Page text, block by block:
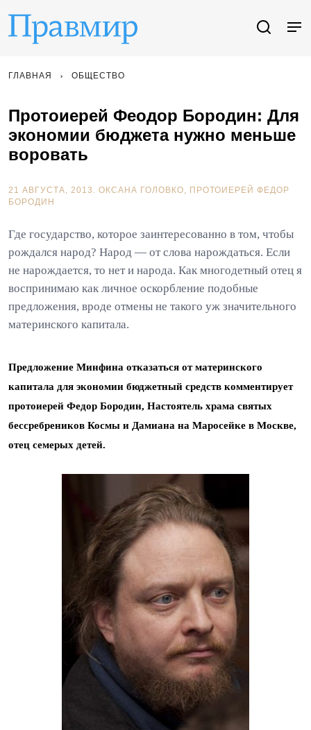
ГЛАВНАЯ ОБЩЕСТВО
Протоиерей Феодор Бородин: Для
экономии бюджета нужно меньше
воровать
21 АВГУСТА, 2013. ОКСАНА ГОЛОВКО
ПРОТОИЕРЕЙ ФЕДОР
БОРОДИН
Где государство, которое заинтересованно в том, чтобы
рождался народ? Народ — от слова нарождаться. Если
не нарождается, то нет и народа. Как многодетный отец я
воспринимаю как личное оскорбление подобные
предложения, вроде отмены не такого уж значительного
материнского капитала.
Предложение Минфина отказаться от материнского
капитала для экономии бюджетный средств комментирует
протоиерей Федор Бородин, Настоятель храма святых
бессребреников Космы и Дамиана на Маросейке в Москве,
отец семерых детей.